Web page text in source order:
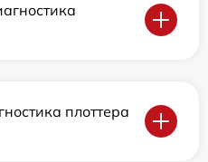
плоттера